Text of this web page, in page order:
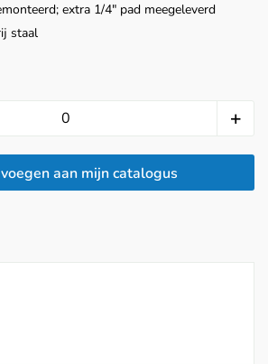
extra 1/4" pad meegeleverd
staal
aan mijn catalogus